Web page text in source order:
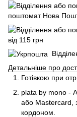
поштомат Нова
від 115 грн
Детальніше про
Готівкою при
plata by mono -
або Mastercard,
кордоном.